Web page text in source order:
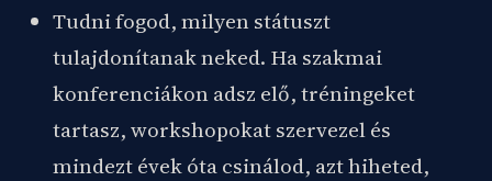
Tudni fogod, milyen státuszt
tulajdonítanak neked. Ha szakmai
konferenciákon adsz elő, tréningeket
tartasz, workshopokat szervezel és
mindezt évek óta csinálod, azt hiheted,